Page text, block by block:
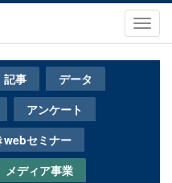
記事
データ
アンケート
webセミナー
メディア事業